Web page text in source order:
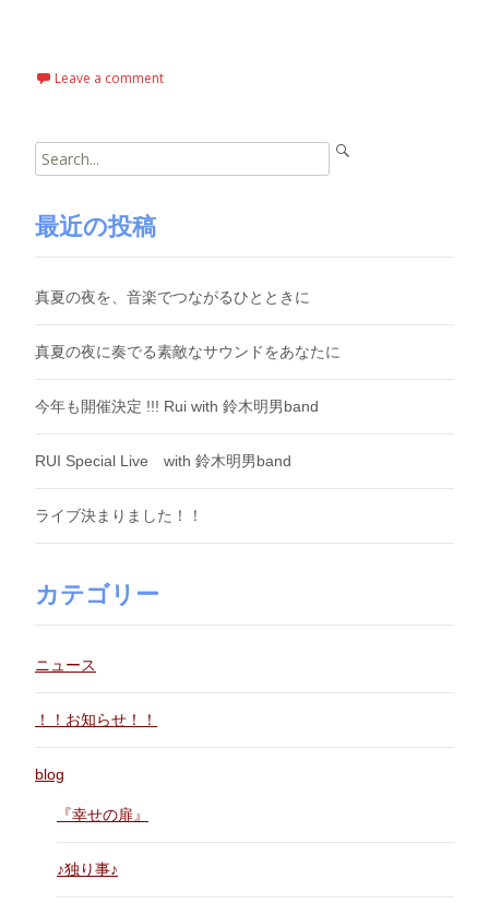
Leave a comment
Search
for:
最近の投稿
真夏の夜を、音楽でつながるひとときに
真夏の夜に奏でる素敵なサウンドをあなたに
今年も開催決定 !!! Rui with 鈴木明男band
RUI Special Live with 鈴木明男band
ライブ決まりました！！
カテゴリー
ニュース
！！お知らせ！！
blog
『幸せの扉』
♪独り事♪